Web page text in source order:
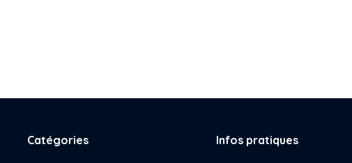
Catégories Infos pratiques